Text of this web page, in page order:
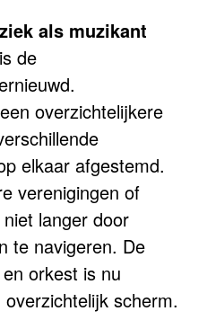
als muzikant
de
overzichtelijkere
elkaar afgestemd.
verenigingen of
langer door
te navigeren. De
orkest is nu
scherm.